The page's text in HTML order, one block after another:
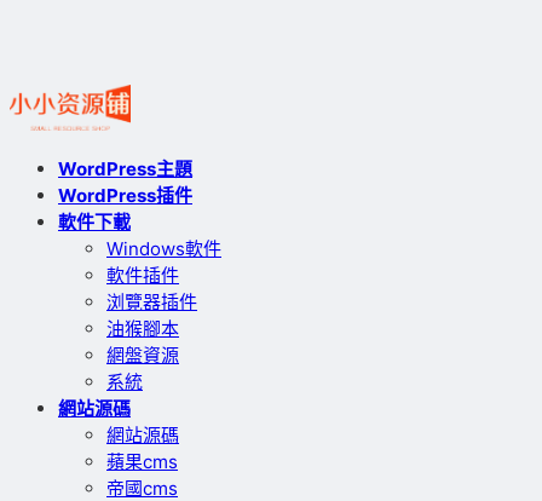
WordPress主題
WordPress插件
軟件下載
Windows軟件
軟件插件
浏覽器插件
油猴腳本
網盤資源
系統
網站源碼
網站源碼
蘋果cms
帝國cms